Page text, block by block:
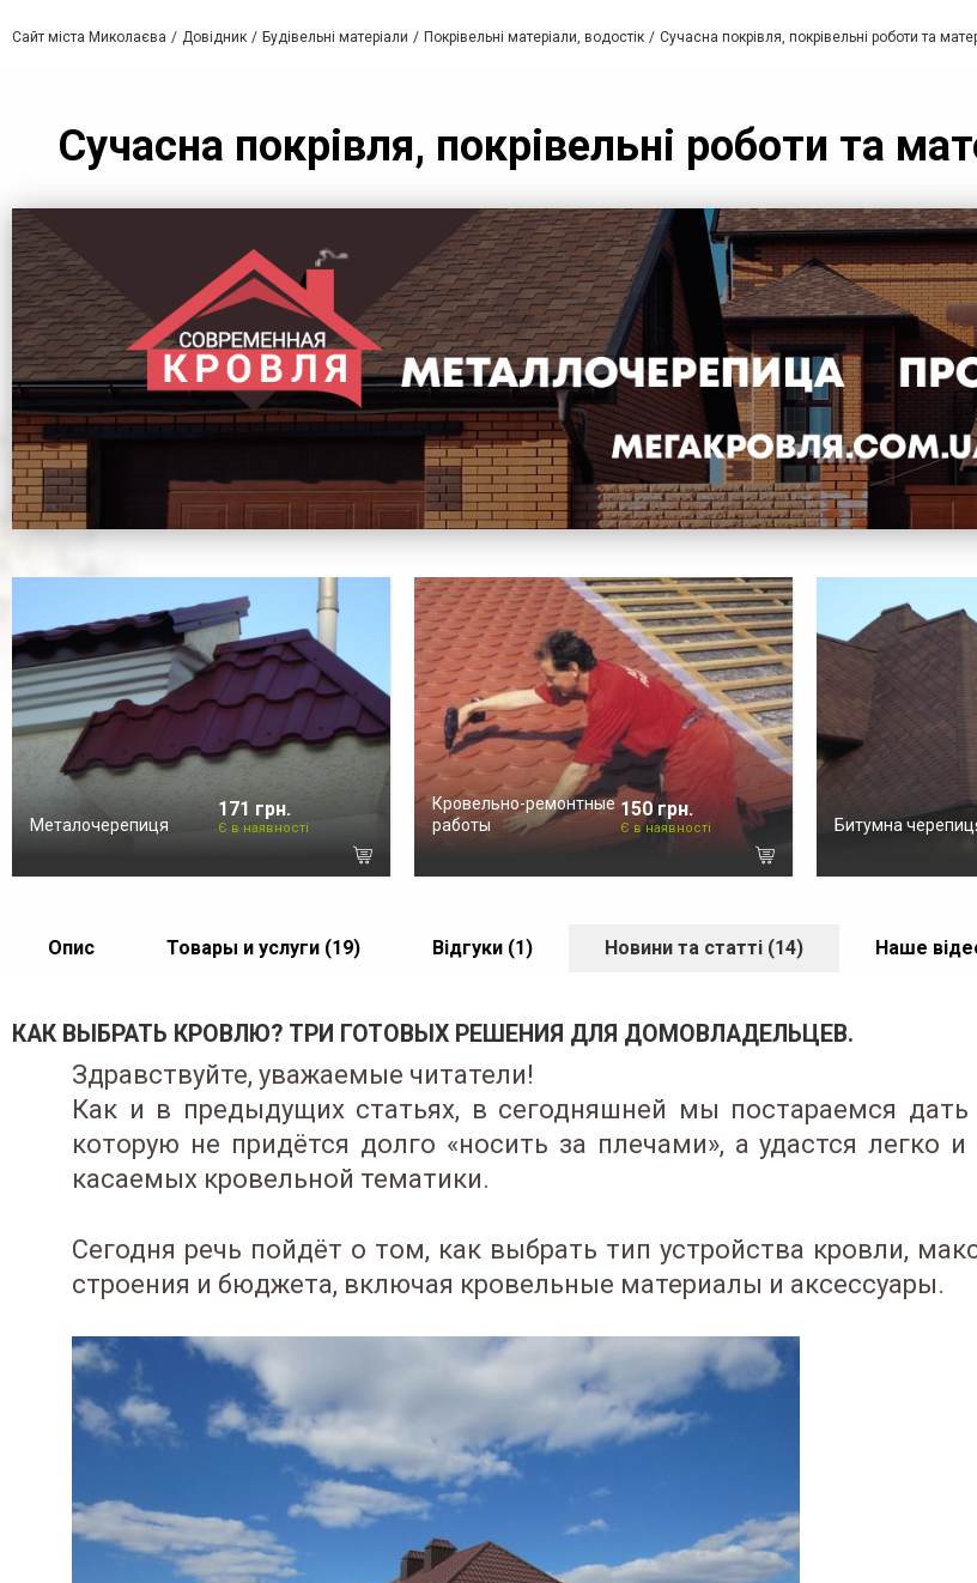
Сайт міста Миколаєва Довідник Будівельні матеріали Покрівельні матеріали, водостік Сучасна покрівля, покрівельні роботи та
Сучасна покрівля, покрівельні роботи та
Металочерепиця
171 грн.
Є в наявності
Кровельно-ремонтные
работы
150 грн.
Є в наявності Битумна
Опис Товары и услуги (19) Відгуки (1) Новини та статті (14) Наше
КАК ВЫБРАТЬ КРОВЛЮ? ТРИ ГОТОВЫХ РЕШЕНИЯ ДЛЯ ДОМОВЛАДЕЛЬЦЕВ.
Здравствуйте, уважаемые читатели!
Как и в предыдущих статьях, в сегодняшней мы постараемся
которую не придётся долго «носить за плечами», а удастся легко
касаемых кровельной тематики.
Сегодня речь пойдёт о том, как выбрать тип устройства кровли,
строения и бюджета, включая кровельные материалы и аксессуары.